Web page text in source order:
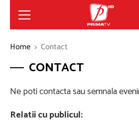
Home Contact
CONTACT
Ne poti contacta sau semnala
Relatii cu publicul: